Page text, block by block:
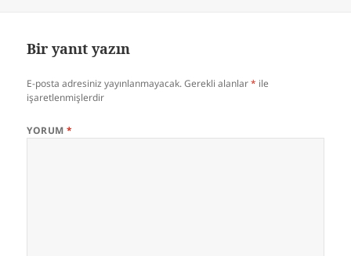
Bir yanıt yazın
E-posta adresiniz yayınlanmayacak. Gerekli alanlar* ile
işaretlenmişlerdir
YORUM*